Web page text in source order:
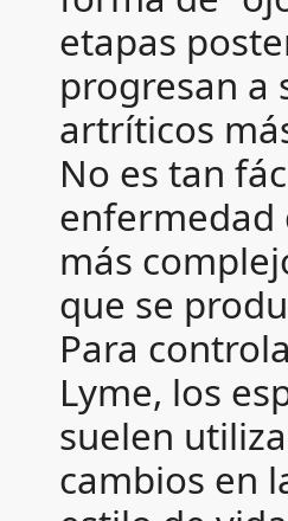
etapas
progresan a
artríticos
No es tan
enfermedad
más
que se
Para
Lyme, los
suelen
cambios en